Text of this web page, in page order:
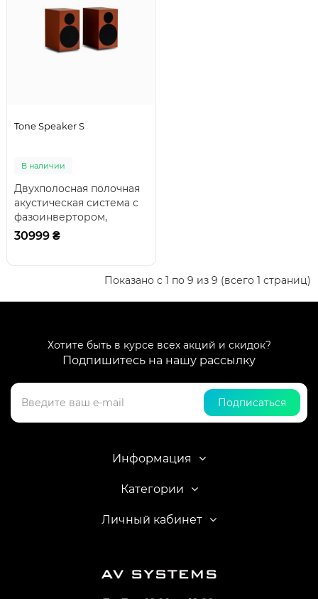
Tone Speaker S
В наличии
Двухполосная полочная
акустическая система с
фазоинвертором,
оснащенная 25-мм
30999 ₴
Показано с 1 по 9 из 9 (всего 1 страниц)
Хотите быть в курсе всех акций и скидок?
Подпишитесь на нашу рассылку
Подписаться
Информация
Категории
Личный кабинет